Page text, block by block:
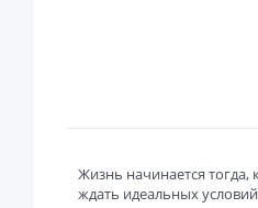
Жизнь начинается тогда,
ждать идеальных